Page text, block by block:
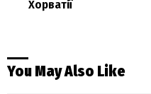
Хорватії
You May Also Like